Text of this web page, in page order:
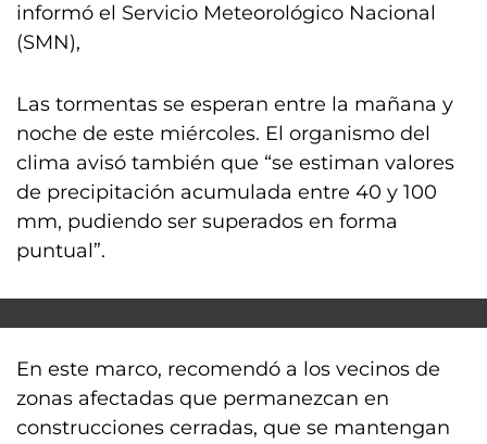
informó el Servicio Meteorológico Nacional
(SMN),
Las tormentas se esperan entre la mañana y
noche de este miércoles. El organismo del
clima avisó también que “se estiman valores
de precipitación acumulada entre 40 y 100
mm, pudiendo ser superados en forma
puntual”.
En este marco, recomendó a los vecinos de
zonas afectadas que permanezcan en
construcciones cerradas, que se mantengan